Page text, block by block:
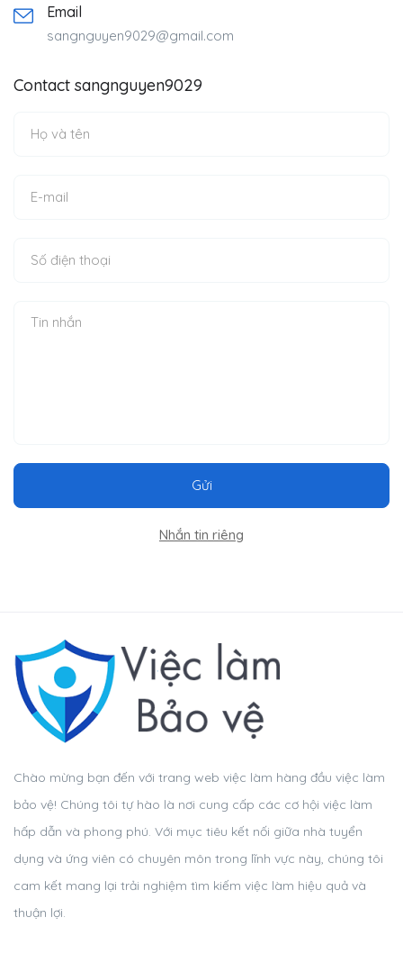
Email
sangnguyen9029@gmail.com
Contact sangnguyen9029
Gửi
Nhắn tin riêng
Chào mừng bạn đến với trang web việc làm hàng đầu việc làm
bảo vệ! Chúng tôi tự hào là nơi cung cấp các cơ hội việc làm
hấp dẫn và phong phú. Với mục tiêu kết nối giữa nhà tuyển
dụng và ứng viên có chuyên môn trong lĩnh vực này, chúng tôi
cam kết mang lại trải nghiệm tìm kiếm việc làm hiệu quả và
thuận lợi.